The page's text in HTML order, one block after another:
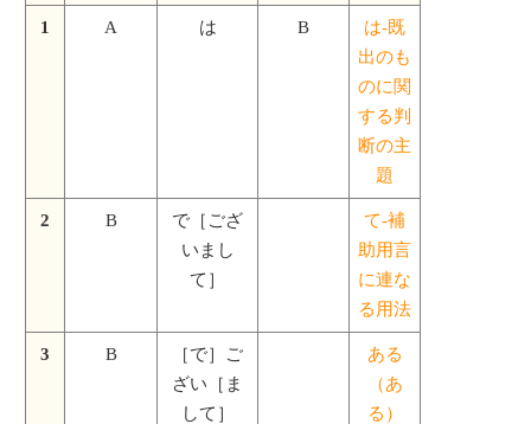
1 A は B
は-既
出のも
のに関
する判
断の主
題
2 B
で［ござ
いまし
て］
て-補
助用言
に連な
る用法
3 B
［で］ご
ざい［ま
して］
ある
（あ
る）